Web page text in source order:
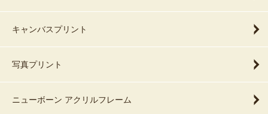
キャンバスプリント
写真プリント
ニューボーン アクリルフレーム